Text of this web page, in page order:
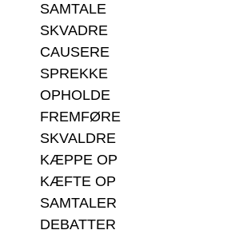
SAMTALE
SKVADRE
CAUSERE
SPREKKE
OPHOLDE
FREMFØRE
SKVALDRE
KÆPPE OP
KÆFTE OP
SAMTALER
DEBATTER